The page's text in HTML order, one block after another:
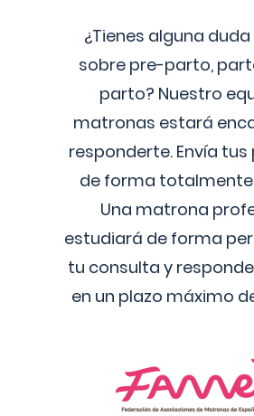
¿Tienes alguna
sobre pre-parto,
parto? Nuestro
matronas estará
responderte. Envía
de forma
Una matrona
estudiará de forma
tu consulta y
en un plazo máximo